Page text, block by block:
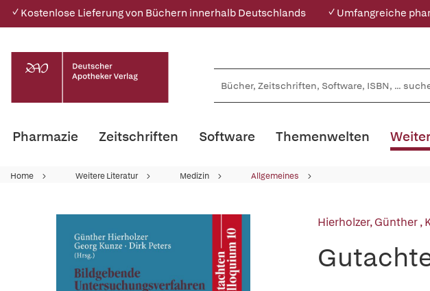
✓ Kostenlose Lieferung von Büchern innerhalb Deutschlands ✓ Umfangreiche
Pharmazie Zeitschriften Software Themenwelten
Home Weitere Literatur Medizin Allgemeines
Hierholzer, Günther,